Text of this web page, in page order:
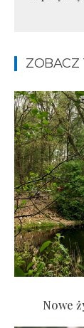
ZOBACZ
Nowe